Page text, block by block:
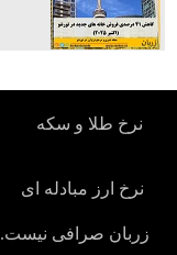
نرخ طلا و سکه
نرخ ارز مبادله ای
زربان صرافی